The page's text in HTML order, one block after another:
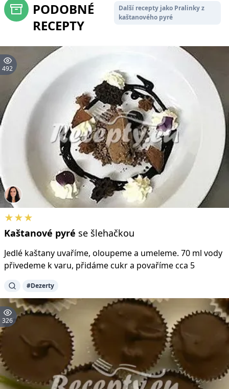
PODOBNÉ
RECEPTY
Další recepty jako Pralinky z
kaštanového pyré
492
★★★
Kaštanové pyré se šlehačkou
Jedlé kaštany uvaříme, oloupeme a umeleme. 70 ml vody
přivedeme k varu, přidáme cukr a povaříme cca 5
#Dezerty
326